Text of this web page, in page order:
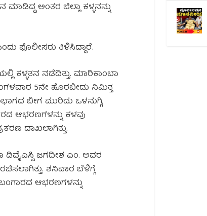
ಅಂತರ ಜಿಲ್ಲಾ ಕಳ್ಳನನ್ನು
ಪೊಲೀಸರು ತಿಳಿಸಿದ್ದಾರೆ.
ನಡೆದಿತ್ತು. ಮಾರಿಕಾಂಬಾ
5ನೇ ಹೊರಬೀಡು ನಿಮಿತ್ತ
ಬೀಗ ಮುರಿದು ಒಳನುಗ್ಗಿ,
ಆಭರಣಗಳನ್ನು ಕಳವು
ದಾಖಲಾಗಿತ್ತು.
ಡಿವೈಎಸ್ಪಿ ಜಗದೀಶ ಎಂ. ಅವರ
ಶನಿವಾರ ಬೆಳಿಗ್ಗೆ
ಆಭರಣಗಳನ್ನು